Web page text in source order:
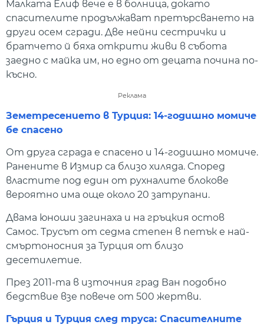
Малката Елиф вече е в болница, докато
спасителите продължават претърсването на
други осем сгради. Две нейни сестрички и
братчето й бяха открити живи в събота
заедно с майка им, но едно от децата почина по-
късно.
Реклама
Земетресението в Турция: 14-годишно момиче
бе спасено
От друга сграда е спасено и 14-годишно момиче.
Ранените в Измир са близо хиляда. Според
властите под един от рухналите блокове
вероятно има още около 20 затрупани.
Двама юноши загинаха и на гръцкия остов
Самос. Трусът от седма степен в петък е най-
смъртоносния за Турция от близо
десетилетие.
През 2011-та в източния град Ван подобно
бедствие взе повече от 500 жертви.
Гърция и Турция след труса: Спасителните